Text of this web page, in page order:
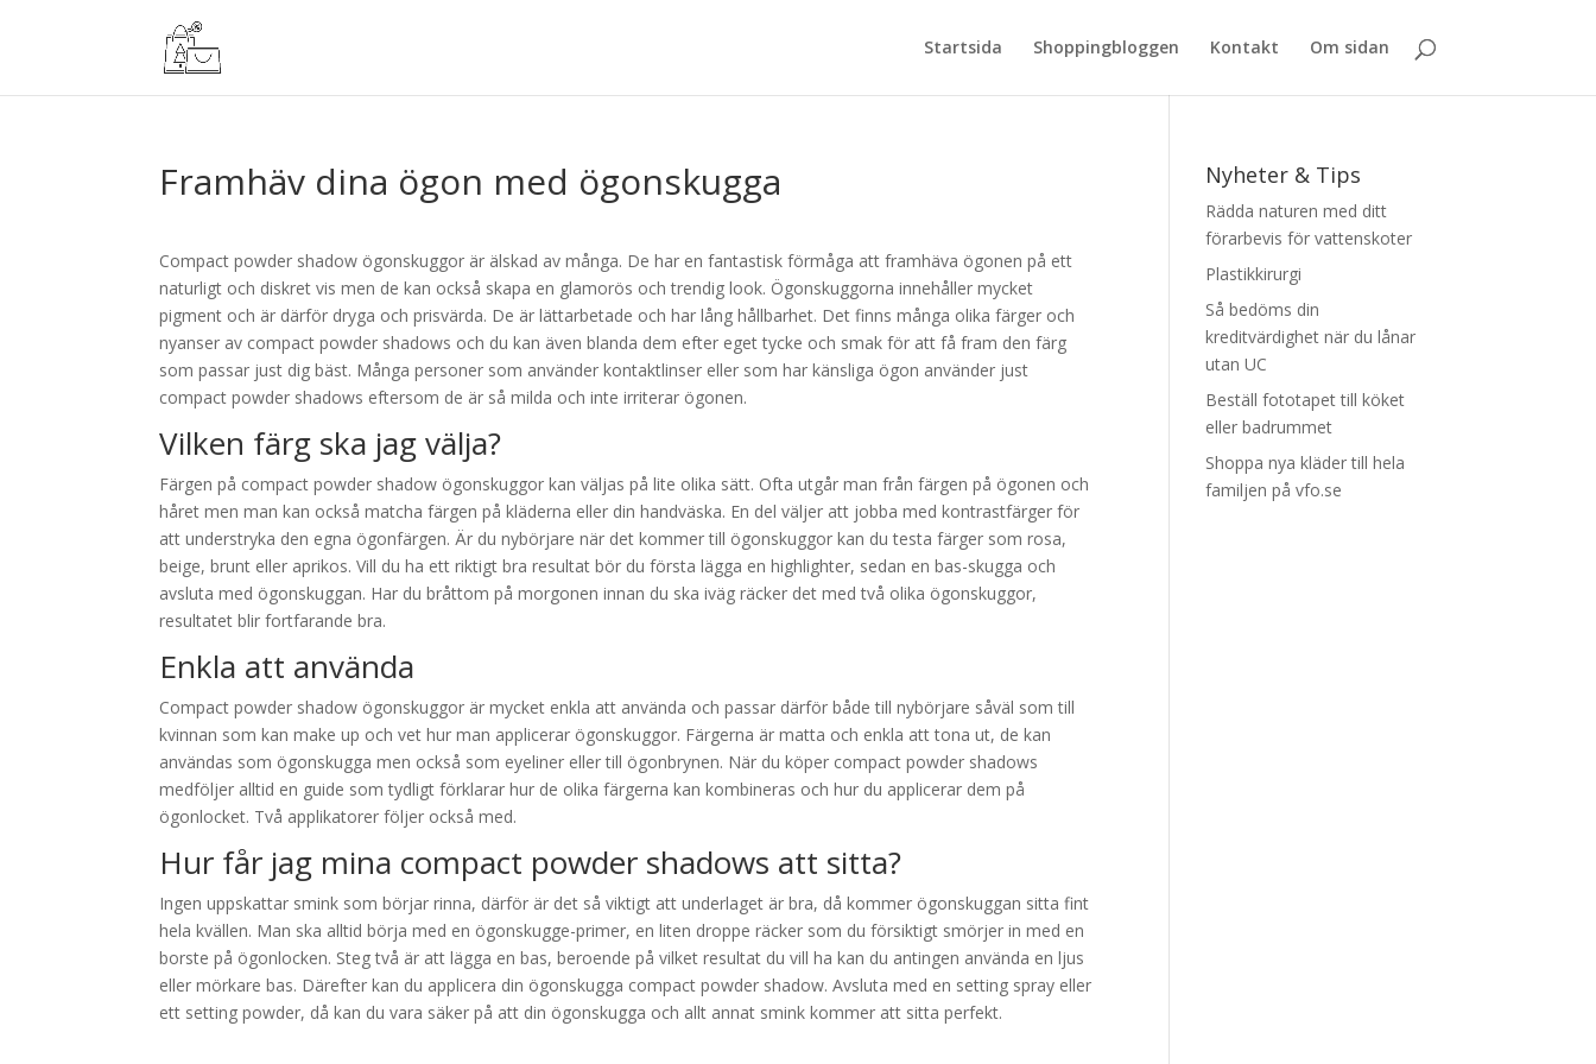
Startsida Shoppingbloggen Kontakt Om sidan
Framhäv dina ögon med ögonskugga
Compact powder shadow ögonskuggor är älskad av många. De har en fantastisk förmåga att framhäva ögonen på ett
naturligt och diskret vis men de kan också skapa en glamorös och trendig look. Ögonskuggorna innehåller mycket
pigment och är därför dryga och prisvärda. De är lättarbetade och har lång hållbarhet. Det finns många olika färger och
nyanser av compact powder shadows och du kan även blanda dem efter eget tycke och smak för att få fram den färg
som passar just dig bäst. Många personer som använder kontaktlinser eller som har känsliga ögon använder just
compact powder shadows eftersom de är så milda och inte irriterar ögonen.
Vilken färg ska jag välja?
Färgen på compact powder shadow ögonskuggor kan väljas på lite olika sätt. Ofta utgår man från färgen på ögonen och
håret men man kan också matcha färgen på kläderna eller din handväska. En del väljer att jobba med kontrastfärger för
att understryka den egna ögonfärgen. Är du nybörjare när det kommer till ögonskuggor kan du testa färger som rosa,
beige, brunt eller aprikos. Vill du ha ett riktigt bra resultat bör du första lägga en highlighter, sedan en bas-skugga och
avsluta med ögonskuggan. Har du bråttom på morgonen innan du ska iväg räcker det med två olika ögonskuggor,
resultatet blir fortfarande bra.
Enkla att använda
Compact powder shadow ögonskuggor är mycket enkla att använda och passar därför både till nybörjare såväl som till
kvinnan som kan make up och vet hur man applicerar ögonskuggor. Färgerna är matta och enkla att tona ut, de kan
användas som ögonskugga men också som eyeliner eller till ögonbrynen. När du köper compact powder shadows
medföljer alltid en guide som tydligt förklarar hur de olika färgerna kan kombineras och hur du applicerar dem på
ögonlocket. Två applikatorer följer också med.
Hur får jag mina compact powder shadows att sitta?
Ingen uppskattar smink som börjar rinna, därför är det så viktigt att underlaget är bra, då kommer ögonskuggan sitta fint
hela kvällen. Man ska alltid börja med en ögonskugge-primer, en liten droppe räcker som du försiktigt smörjer in med en
borste på ögonlocken. Steg två är att lägga en bas, beroende på vilket resultat du vill ha kan du antingen använda en ljus
eller mörkare bas. Därefter kan du applicera din ögonskugga compact powder shadow. Avsluta med en setting spray eller
ett setting powder, då kan du vara säker på att din ögonskugga och allt annat smink kommer att sitta perfekt.
Nyheter & Tips
Rädda naturen med ditt
förarbevis för vattenskoter
Plastikkirurgi
Så bedöms din
kreditvärdighet när du lånar
utan UC
Beställ fototapet till köket
eller badrummet
Shoppa nya kläder till hela
familjen på vfo.se